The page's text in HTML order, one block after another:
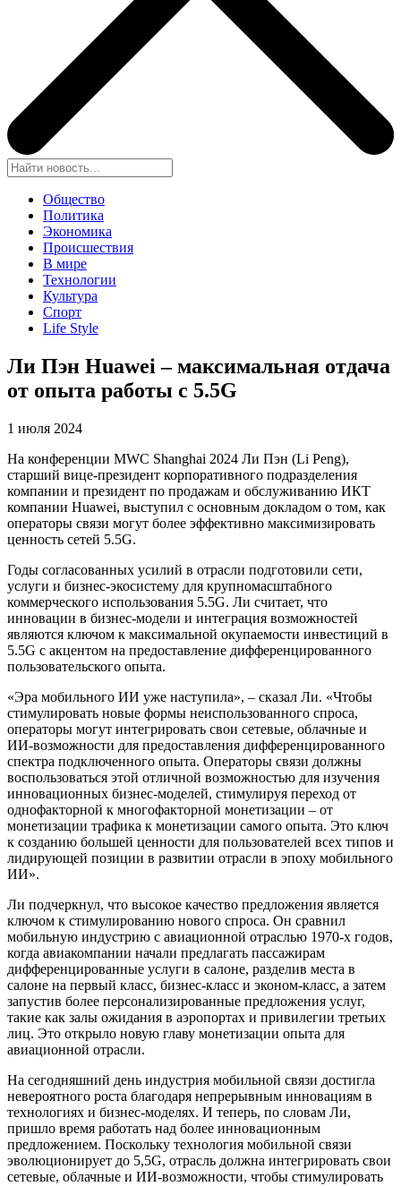
Общество
Политика
Экономика
Происшествия
В мире
Технологии
Культура
Спорт
Life Style
Ли Пэн Huawei – максимальная отдача
от опыта работы с 5.5G
1 июля 2024
На конференции MWC Shanghai 2024 Ли Пэн (Li Peng),
старший вице-президент корпоративного подразделения
компании и президент по продажам и обслуживанию ИКТ
компании Huawei, выступил с основным докладом о том, как
операторы связи могут более эффективно максимизировать
ценность сетей 5.5G.
Годы согласованных усилий в отрасли подготовили сети,
услуги и бизнес-экосистему для крупномасштабного
коммерческого использования 5.5G. Ли считает, что
инновации в бизнес-модели и интеграция возможностей
являются ключом к максимальной окупаемости инвестиций в
5.5G с акцентом на предоставление дифференцированного
пользовательского опыта.
«Эра мобильного ИИ уже наступила», – сказал Ли. «Чтобы
стимулировать новые формы неиспользованного спроса,
операторы могут интегрировать свои сетевые, облачные и
ИИ-возможности для предоставления дифференцированного
спектра подключенного опыта. Операторы связи должны
воспользоваться этой отличной возможностью для изучения
инновационных бизнес-моделей, стимулируя переход от
однофакторной к многофакторной монетизации – от
монетизации трафика к монетизации самого опыта. Это ключ
к созданию большей ценности для пользователей всех типов и
лидирующей позиции в развитии отрасли в эпоху мобильного
ИИ».
Ли подчеркнул, что высокое качество предложения является
ключом к стимулированию нового спроса. Он сравнил
мобильную индустрию с авиационной отраслью 1970-х годов,
когда авиакомпании начали предлагать пассажирам
дифференцированные услуги в салоне, разделив места в
салоне на первый класс, бизнес-класс и эконом-класс, а затем
запустив более персонализированные предложения услуг,
такие как залы ожидания в аэропортах и привилегии третьих
лиц. Это открыло новую главу монетизации опыта для
авиационной отрасли.
На сегодняшний день индустрия мобильной связи достигла
невероятного роста благодаря непрерывным инновациям в
технологиях и бизнес-моделях. И теперь, по словам Ли,
пришло время работать над более инновационным
предложением. Поскольку технология мобильной связи
эволюционирует до 5,5G, отрасль должна интегрировать свои
сетевые, облачные и ИИ-возможности, чтобы стимулировать